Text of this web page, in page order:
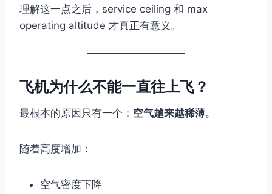
理解这一点之后，service ceiling 和 max
operating altitude 才真正有意义。
飞机为什么不能一直往上飞？
最根本的原因只有一个： 空气越来越稀薄。
随着高度增加：
空气密度下降